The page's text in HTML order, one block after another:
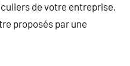
de votre entreprise,
proposés par une